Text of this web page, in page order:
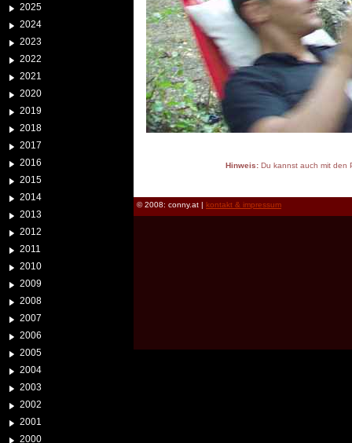
2025
2024
2023
2022
2021
2020
2019
2018
2017
2016
2015
2014
2013
2012
2011
2010
2009
2008
2007
2006
2005
2004
2003
2002
2001
2000
Hinweis:Du kannst auch mit den
© 2008: conny.at | kontakt & impressum